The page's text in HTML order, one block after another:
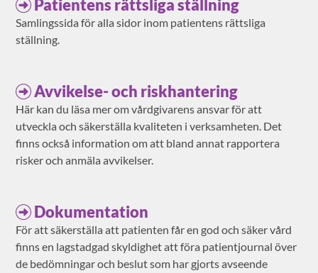
Patientens rättsliga ställning
Samlingssida för alla sidor inom patientens rättsliga
ställning.
Avvikelse- och riskhantering
Här kan du läsa mer om vårdgivarens ansvar för att
utveckla och säkerställa kvaliteten i verksamheten. Det
finns också information om att bland annat rapportera
risker och anmäla avvikelser.
Dokumentation
För att säkerställa att patienten får en god och säker vård
finns en lagstadgad skyldighet att föra patientjournal över
de bedömningar och beslut som har gjorts avseende